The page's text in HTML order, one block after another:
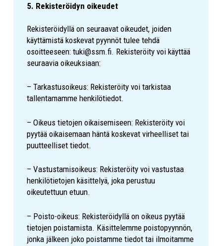
5. Rekisteröidyn oikeudet
Rekisteröidyllä on seuraavat oikeudet, joiden
käyttämistä koskevat pyynnöt tulee tehdä
osoitteeseen: tuki@ssm.fi. Rekisteröity voi käyttää
seuraavia oikeuksiaan:
– Tarkastusoikeus: Rekisteröity voi tarkistaa
tallentamamme henkilötiedot.
– Oikeus tietojen oikaisemiseen: Rekisteröity voi
pyytää oikaisemaan häntä koskevat virheelliset tai
puutteelliset tiedot.
– Vastustamisoikeus: Rekisteröity voi vastustaa
henkilötietojen käsittelyä, joka perustuu
oikeutettuun etuun.
– Poisto-oikeus: Rekisteröidyllä on oikeus pyytää
tietojen poistamista. Käsittelemme poistopyynnön,
jonka jälkeen joko poistamme tiedot tai ilmoitamme